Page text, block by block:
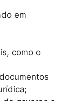
em
como o